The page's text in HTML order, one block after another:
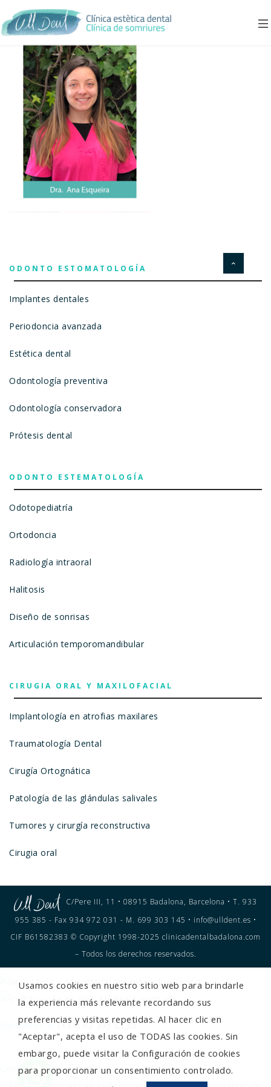
ODONTO ESTOMATOLOGÍA
Implantes dentales
Periodoncia avanzada
Estética dental
Odontología preventiva
Odontología conservadora
Prótesis dental
ODONTO ESTEMATOLOGÍA
Odotopediatría
Ortodoncia
Radiología intraoral
Halitosis
Diseño de sonrisas
Articulación temporomandibular
CIRUGIA ORAL Y MAXILOFACIAL
Implantología en atrofias maxilares
Traumatología Dental
Cirugía Ortognática
Patología de las glándulas salivales
Tumores y cirurgía reconstructiva
Cirugia oral
C/Pere III, 11 • 08915 Badalona, Barcelona • T. 933
955 385 - Fax 934 972 031 - M. 699 303 145 • info@ulldent.es •
CIF B61582383 © Copyright 1998-2025 clinicadentalbadalona.com
– Todos los derechos reservados.
Llámanos al(+34) 93 395 53 85
Contacto
Aviso Legal
Usamos cookies en nuestro sitio web para brindarle
la experiencia más relevante recordando sus
preferencias y visitas repetidas. Al hacer clic en
"Aceptar", acepta el uso de TODAS las cookies. Sin
embargo, puede visitar la Configuración de cookies
para proporcionar un consentimiento controlado.